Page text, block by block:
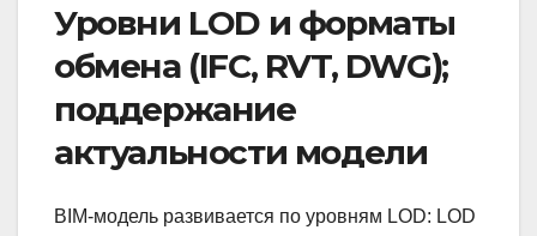
Уровни LOD и форматы
обмена (IFC, RVT, DWG);
поддержание
актуальности модели
BIM‑модель развивается по уровням LOD: LOD